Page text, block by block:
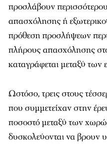
προσλάβουν
απασχόλησης ή
πρόθεση προσλήψεων
πλήρους απασχόλησης
καταγράφεται μεταξύ των
Ωστόσο, τρεις στους
που συμμετείχαν στην
ποσοστό μεταξύ των
δυσκολεύονται να βρουν